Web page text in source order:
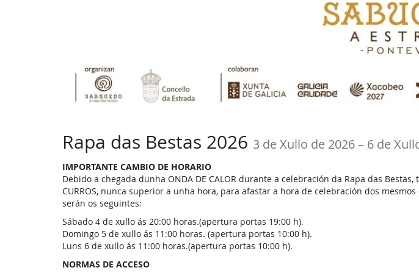
Rapa das Bestas 2026 3 de Xullo de 2026– ata
6 de
IMPORTANTE CAMBIO DE HORARIO
Debido a chegada dunha ONDA DE CALOR durante a celebración da Rapa das
CURROS, nunca superior a unha hora, para afastar a hora de celebración dos
serán os seguintes:
Sábado 4 de xullo ás 20:00 horas.(apertura portas 19:00 h).
Domingo 5 de xullo ás 11:00 horas. (apertura portas 10:00 h).
Luns 6 de xullo ás 11:00 horas.(apertura portas 10:00 h).
NORMAS DE ACCESO